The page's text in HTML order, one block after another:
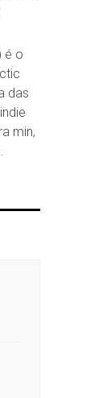
é o
das
min,